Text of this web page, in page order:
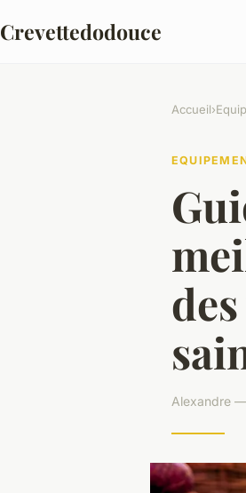
Crevettedodouce
Accueil›
Alexandre